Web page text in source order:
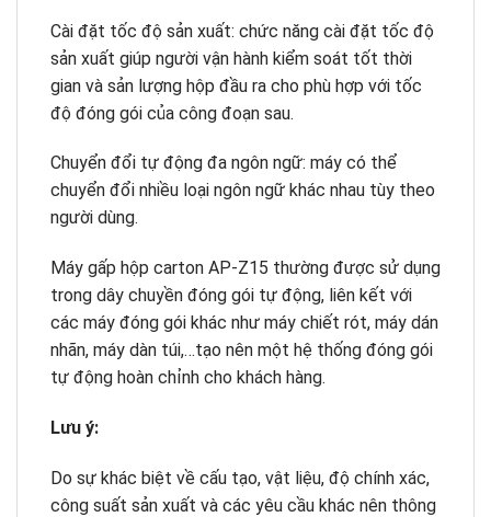
Cài đặt tốc độ sản xuất: chức năng cài đặt tốc độ
sản xuất giúp người vận hành kiểm soát tốt thời
gian và sản lượng hộp đầu ra cho phù hợp với tốc
độ đóng gói của công đoạn sau.
Chuyển đổi tự động đa ngôn ngữ: máy có thể
chuyển đổi nhiều loại ngôn ngữ khác nhau tùy theo
người dùng.
Máy gấp hộp carton AP-Z15 thường được sử dụng
trong dây chuyền đóng gói tự động, liên kết với
các máy đóng gói khác như máy chiết rót, máy dán
nhãn, máy dàn túi,…tạo nên một hệ thống đóng gói
tự động hoàn chỉnh cho khách hàng.
Lưu ý:
Do sự khác biệt về cấu tạo, vật liệu, độ chính xác,
công suất sản xuất và các yêu cầu khác nên thông